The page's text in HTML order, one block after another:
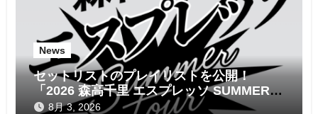
News
セットリストのプレイリストを公開！
「2026 森高千里 エスプレッソ SUMMER
tour」
8月 3, 2026